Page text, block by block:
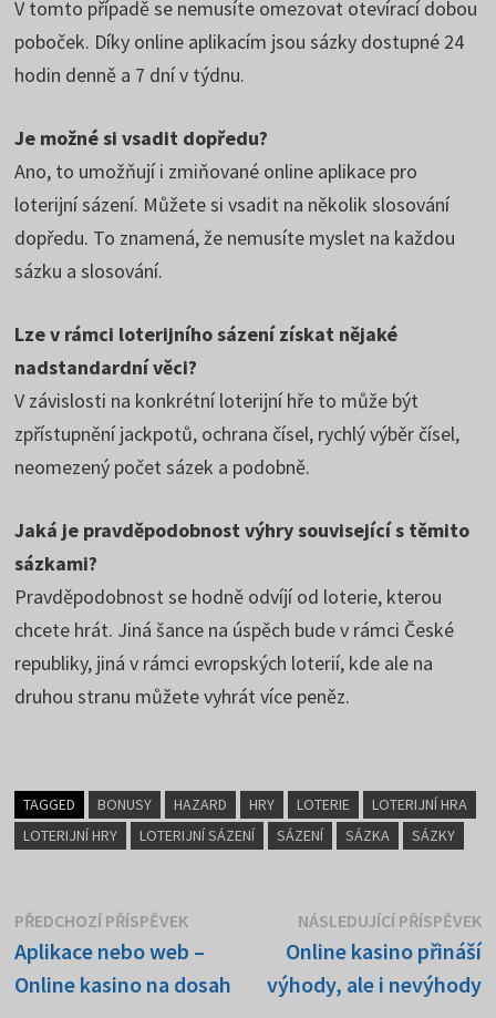
V tomto případě se nemusíte omezovat otevírací dobou
poboček. Díky online aplikacím jsou sázky dostupné 24
hodin denně a 7 dní v týdnu.
Je možné si vsadit dopředu?
Ano, to umožňují i zmiňované online aplikace pro
loterijní sázení. Můžete si vsadit na několik slosování
dopředu. To znamená, že nemusíte myslet na každou
sázku a slosování.
Lze v rámci loterijního sázení získat nějaké
nadstandardní věci?
V závislosti na konkrétní loterijní hře to může být
zpřístupnění jackpotů, ochrana čísel, rychlý výběr čísel,
neomezený počet sázek a podobně.
Jaká je pravděpodobnost výhry související s těmito
sázkami?
Pravděpodobnost se hodně odvíjí od loterie, kterou
chcete hrát. Jiná šance na úspěch bude v rámci České
republiky, jiná v rámci evropských loterií, kde ale na
druhou stranu můžete vyhrát více peněz.
TAGGED BONUSY HAZARD HRY LOTERIE
LOTERIJNÍ HRA
LOTERIJNÍ HRY
LOTERIJNÍ SÁZENÍ SÁZENÍ SÁZKA SÁZKY
Navigace
pro
PŘEDCHOZÍ PŘÍSPĚVEK
příspěvek:
Aplikace nebo web –
Online kasino na dosah
NÁSLEDUJÍCÍ PŘÍSPĚVEK
Online kasino přináší
výhody, ale i nevýhody